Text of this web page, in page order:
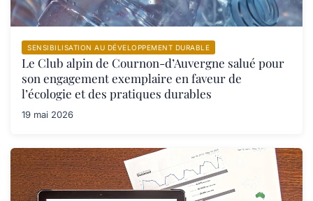
SENSIBILISATION AU DÉVELOPPEMENT DURABLE
Le Club alpin de Cournon-d’Auvergne salué pour
son engagement exemplaire en faveur de
l’écologie et des pratiques durables
19 mai 2026